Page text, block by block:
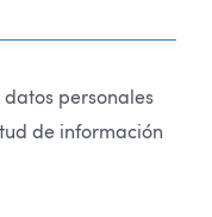
personales
de información